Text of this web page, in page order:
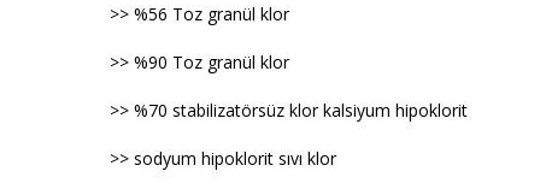
>> %56 Toz granül klor
>> %90 Toz granül klor
>> %70 stabilizatörsüz klor kalsiyum hipoklorit
>> sodyum hipoklorit sıvı klor